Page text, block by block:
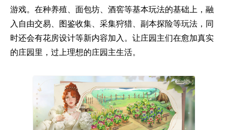
游戏。在种养殖、面包坊、酒窖等基本玩法的基础上，融
入自由交易、图鉴收集、采集狩猎、副本探险等玩法，同
时还会有花房设计等新内容加入。让庄园主们在愈加真实
的庄园里，过上理想的庄园主生活。